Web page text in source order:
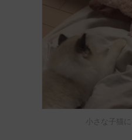
小さな子猫